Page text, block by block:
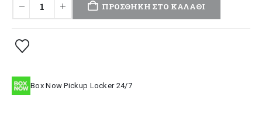
ΠΡΟΣΘΉΚΗ ΣΤΟ ΚΑΛΆΘΙ
Box Now Pickup Locker 24/7